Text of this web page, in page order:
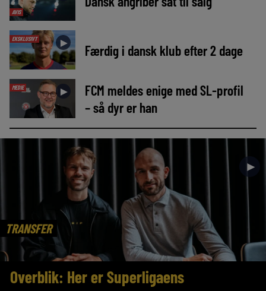
AVIS
EKSKLUSIVT ► Færdig i dansk klub efter 2 dage
MEDIE ►
FCM meldes enige med SL-profil
– så dyr er han
TRANSFER
►
Overblik: Her er Superligaens